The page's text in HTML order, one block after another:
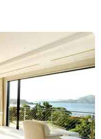
オープンしました。 目の前
り、後背は山に囲まれ、自